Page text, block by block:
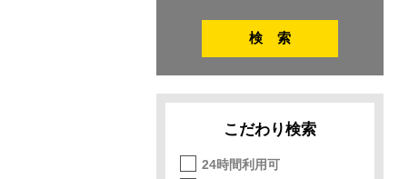
こだわり検索
24時間利用可